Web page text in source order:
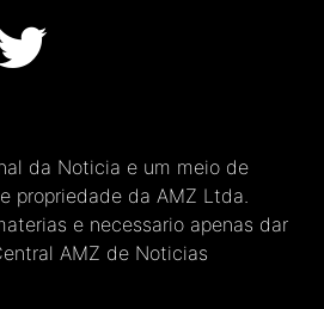
da Noticia e um meio de
propriedade da AMZ Ltda.
e necessario apenas dar
AMZ de Noticias